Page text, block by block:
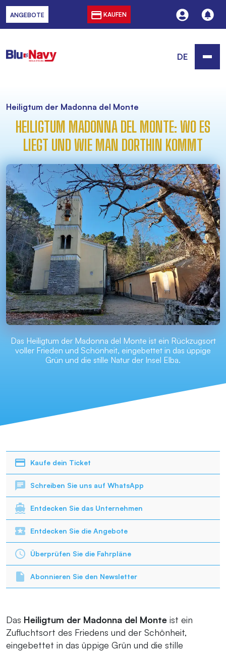
ANGEBOTE KAUFEN
DE
Heiligtum der Madonna del Monte
HEILIGTUM MADONNA DEL MONTE: WO ES
LIEGT UND WIE MAN DORTHIN KOMMT
Das Heiligtum der Madonna del Monte ist ein Rückzugsort
voller Frieden und Schönheit, eingebettet in das üppige
Grün und die stille Natur der Insel Elba.
Kaufe dein Ticket
Schreiben Sie uns auf WhatsApp
Entdecken Sie das Unternehmen
Entdecken Sie die Angebote
Überprüfen Sie die Fahrpläne
Abonnieren Sie den Newsletter
Das Heiligtum der Madonna del Monte ist ein
Zufluchtsort des Friedens und der Schönheit,
eingebettet in das üppige Grün und die stille